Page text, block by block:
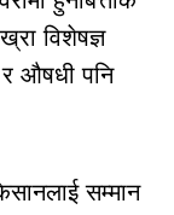
विशेषज्ञ
औषधी पनि
सम्मान